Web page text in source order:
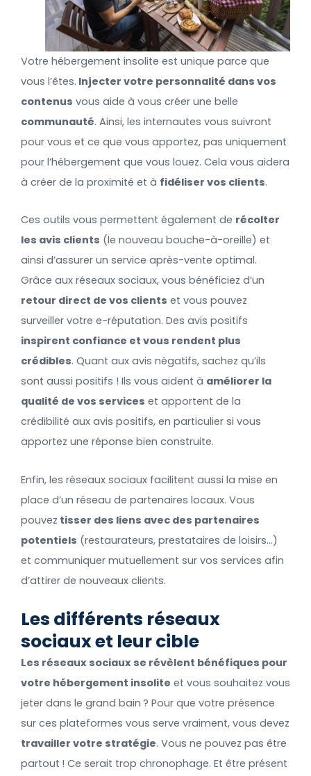
Votre hébergement insolite est unique parce que
vous l’êtes. Injecter votre personnalité dans vos
contenus vous aide à vous créer une belle
communauté. Ainsi, les internautes vous suivront
pour vous et ce que vous apportez, pas uniquement
pour l’hébergement que vous louez. Cela vous aidera
à créer de la proximité et à fidéliser vos clients.
Ces outils vous permettent également de récolter
les avis clients (le nouveau bouche-à-oreille) et
ainsi d’assurer un service après-vente optimal.
Grâce aux réseaux sociaux, vous bénéficiez d’un
retour direct de vos clients et vous pouvez
surveiller votre e-réputation. Des avis positifs
inspirent confiance et vous rendent plus
crédibles. Quant aux avis négatifs, sachez qu’ils
sont aussi positifs ! Ils vous aident à améliorer la
qualité de vos services et apportent de la
crédibilité aux avis positifs, en particulier si vous
apportez une réponse bien construite.
Enfin, les réseaux sociaux facilitent aussi la mise en
place d’un réseau de partenaires locaux. Vous
pouvez tisser des liens avec des partenaires
potentiels (restaurateurs, prestataires de loisirs…)
et communiquer mutuellement sur vos services afin
d’attirer de nouveaux clients.
Les différents réseaux
sociaux et leur cible
Les réseaux sociaux se révèlent bénéfiques pour
votre hébergement insolite et vous souhaitez vous
jeter dans le grand bain ? Pour que votre présence
sur ces plateformes vous serve vraiment, vous devez
travailler votre stratégie. Vous ne pouvez pas être
partout ! Ce serait trop chronophage. Et être présent